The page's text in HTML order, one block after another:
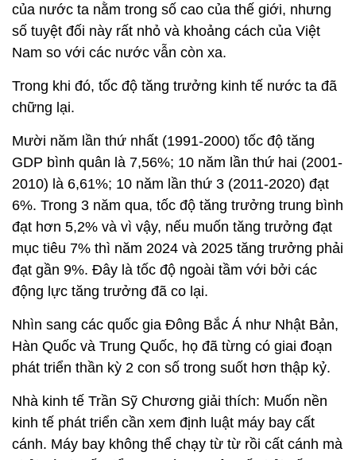
của nước ta nằm trong số cao của thế giới, nhưng
số tuyệt đối này rất nhỏ và khoảng cách của Việt
Nam so với các nước vẫn còn xa.
Trong khi đó, tốc độ tăng trưởng kinh tế nước ta đã
chững lại.
Mười năm lần thứ nhất (1991-2000) tốc độ tăng
GDP bình quân là 7,56%; 10 năm lần thứ hai (2001-
2010) là 6,61%; 10 năm lần thứ 3 (2011-2020) đạt
6%. Trong 3 năm qua, tốc độ tăng trưởng trung bình
đạt hơn 5,2% và vì vậy, nếu muốn tăng trưởng đạt
mục tiêu 7% thì năm 2024 và 2025 tăng trưởng phải
đạt gần 9%. Đây là tốc độ ngoài tầm với bởi các
động lực tăng trưởng đã co lại.
Nhìn sang các quốc gia Đông Bắc Á như Nhật Bản,
Hàn Quốc và Trung Quốc, họ đã từng có giai đoạn
phát triển thần kỳ 2 con số trong suốt hơn thập kỷ.
Nhà kinh tế Trần Sỹ Chương giải thích: Muốn nền
kinh tế phát triển cần xem định luật máy bay cất
cánh. Máy bay không thể chạy từ từ rồi cất cánh mà